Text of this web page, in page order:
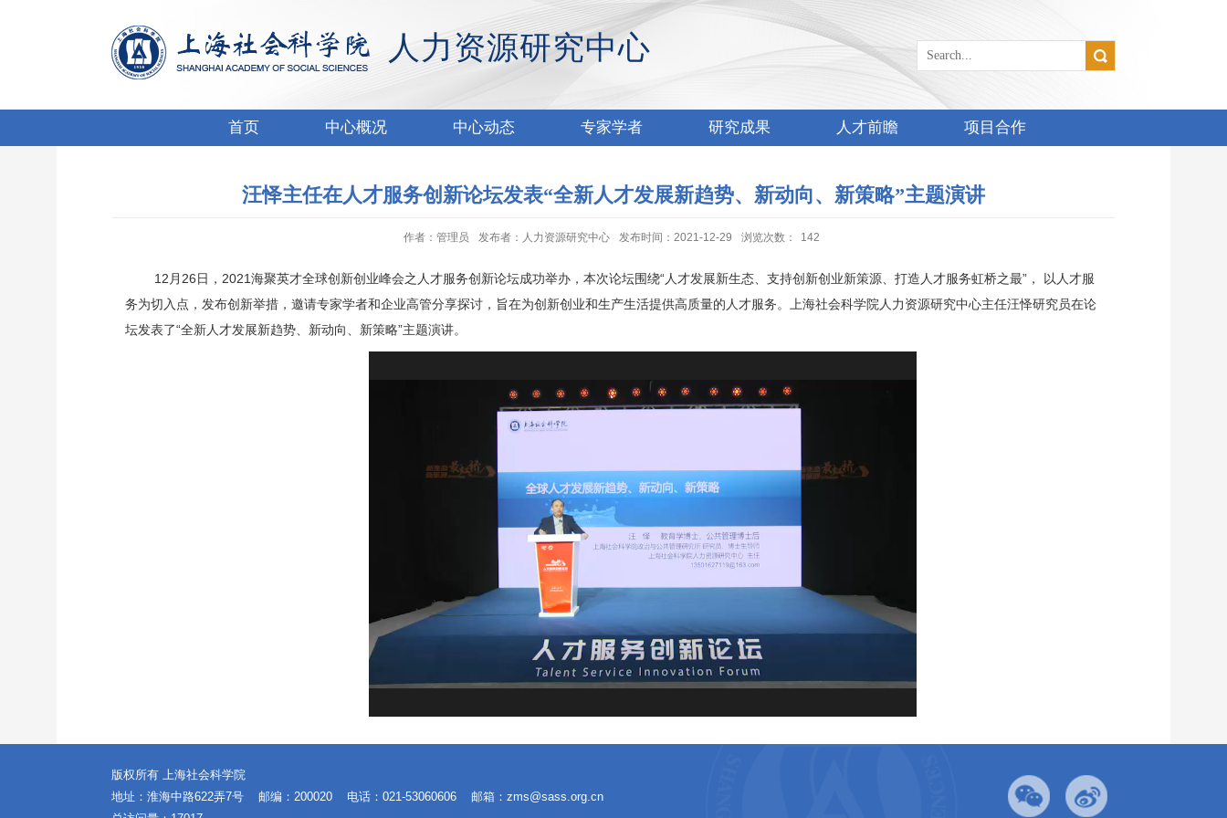
人力资源研究中心
首页 中心概况 中心动态 专家学者 研究成果 人才前瞻 项目合作
汪怿主任在人才服务创新论坛发表“全新人才发展新趋势、新动向、新策略”主题演讲
作者：管理员 发布者：人力资源研究中心 发布时间：2021-12-29 浏览次数： 142
12月26日，2021海聚英才全球创新创业峰会之人才服务创新论坛成功举办， 本次论坛围绕“人才发展新生态、支持创新创业新策源、打造人才服务虹桥之最”， 以人才服
务为切入点，发布创新举措，邀请专家学者和企业高管分享探讨，旨在为创新创业和生产生活提供高质量的人才服务。上海社会科学院人力资源研究中心主任汪怿研究员在论
坛发表了“全新人才发展新趋势、新动向、新策略”主题演讲。
版权所有 上海社会科学院
地址：淮海中路622弄7号
邮编：200020 电话：021-53060606
邮箱：zms@sass.org.cn